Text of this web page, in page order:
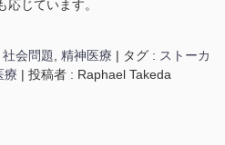
じています。
社会問題 精神医療 | タグ : ストーカ
療 | 投稿者 : Raphael Takeda